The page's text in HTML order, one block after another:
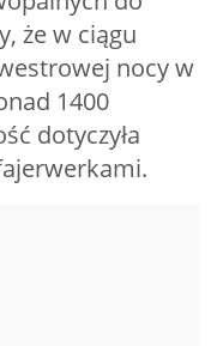
że w ciągu
nocy w
1400
dotyczyła